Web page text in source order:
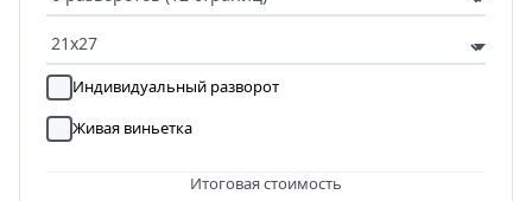
Индивидуальный разворот
Живая виньетка
Итоговая стоимость